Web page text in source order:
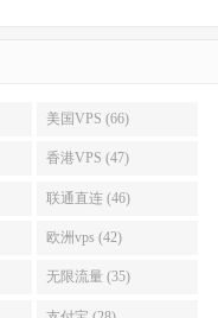
美国VPS (66)
香港VPS (47)
联通直连 (46)
欧洲vps (42)
无限流量 (35)